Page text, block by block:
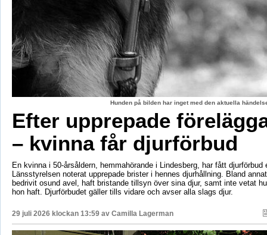
Hunden på bilden har inget med den aktuella
Efter upprepade
– kvinna får djurförbud
En kvinna i 50-årsåldern, hemmahörande i Lindesberg, har fått djurförbud
Länsstyrelsen noterat upprepade brister i hennes djurhållning. Bland
bedrivit osund avel, haft bristande tillsyn över sina djur, samt inte vetat
hon haft. Djurförbudet gäller tills vidare och avser alla slags djur.
29 juli 2026 klockan 13:59 av Camilla Lagerman